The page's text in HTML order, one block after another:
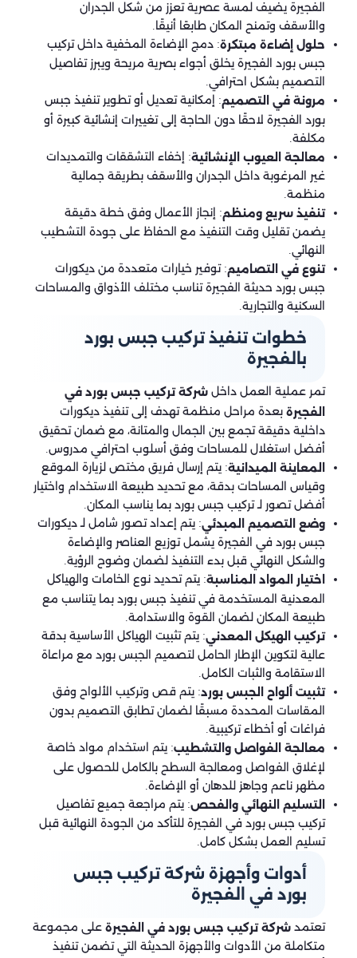
الفجيرة يضيف لمسة عصرية تعزز من شكل الجدران
والأسقف وتمنح المكان طابعًا أنيقًا.
حلول إضاءة مبتكرة: دمج الإضاءة المخفية داخل تركيب
جبس بورد الفجيرة يخلق أجواء بصرية مريحة ويبرز تفاصيل
التصميم بشكل احترافي.
مرونة في التصميم: إمكانية تعديل أو تطوير تنفيذ جبس
بورد الفجيرة لاحقًا دون الحاجة إلى تغييرات إنشائية كبيرة أو
مكلفة.
معالجة العيوب الإنشائية: إخفاء التشققات والتمديدات
غير المرغوبة داخل الجدران والأسقف بطريقة جمالية
منظمة.
تنفيذ سريع ومنظم: إنجاز الأعمال وفق خطة دقيقة
يضمن تقليل وقت التنفيذ مع الحفاظ على جودة التشطيب
النهائي.
تنوع في التصاميم: توفير خيارات متعددة من ديكورات
جبس بورد حديثة الفجيرة تناسب مختلف الأذواق والمساحات
السكنية والتجارية.
خطوات تنفيذ تركيب جبس بورد
بالفجيرة
تمر عملية العمل داخل شركة تركيب جبس بورد في
الفجيرة بعدة مراحل منظمة تهدف إلى تنفيذ ديكورات
داخلية دقيقة تجمع بين الجمال والمتانة، مع ضمان تحقيق
أفضل استغلال للمساحات وفق أسلوب احترافي مدروس.
المعاينة الميدانية: يتم إرسال فريق مختص لزيارة الموقع
وقياس المساحات بدقة، مع تحديد طبيعة الاستخدام واختيار
أفضل تصور لـ تركيب جبس بورد بما يناسب المكان.
وضع التصميم المبدئي: يتم إعداد تصور شامل لـ ديكورات
جبس بورد في الفجيرة يشمل توزيع العناصر والإضاءة
والشكل النهائي قبل بدء التنفيذ لضمان وضوح الرؤية.
اختيار المواد المناسبة: يتم تحديد نوع الخامات والهياكل
المعدنية المستخدمة في تنفيذ جبس بورد بما يتناسب مع
طبيعة المكان لضمان القوة والاستدامة.
تركيب الهيكل المعدني: يتم تثبيت الهياكل الأساسية بدقة
عالية لتكوين الإطار الحامل لتصميم الجبس بورد مع مراعاة
الاستقامة والثبات الكامل.
تثبيت ألواح الجبس بورد: يتم قص وتركيب الألواح وفق
المقاسات المحددة مسبقًا لضمان تطابق التصميم بدون
فراغات أو أخطاء تركيبية.
معالجة الفواصل والتشطيب: يتم استخدام مواد خاصة
لإغلاق الفواصل ومعالجة السطح بالكامل للحصول على
مظهر ناعم وجاهز للدهان أو الإضاءة.
التسليم النهائي والفحص: يتم مراجعة جميع تفاصيل
تركيب جبس بورد في الفجيرة للتأكد من الجودة النهائية قبل
تسليم العمل بشكل كامل.
أدوات وأجهزة شركة تركيب جبس
بورد في الفجيرة
تعتمد شركة تركيب جبس بورد في الفجيرة على مجموعة
متكاملة من الأدوات والأجهزة الحديثة التي تضمن تنفيذ